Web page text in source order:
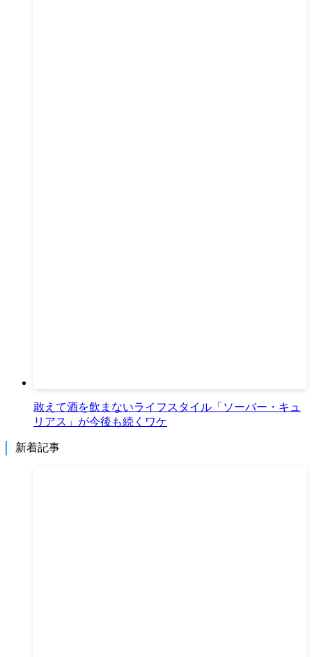
敢えて酒を飲まないライフスタイル「ソーバー・キュ
リアス」が今後も続くワケ
新着記事